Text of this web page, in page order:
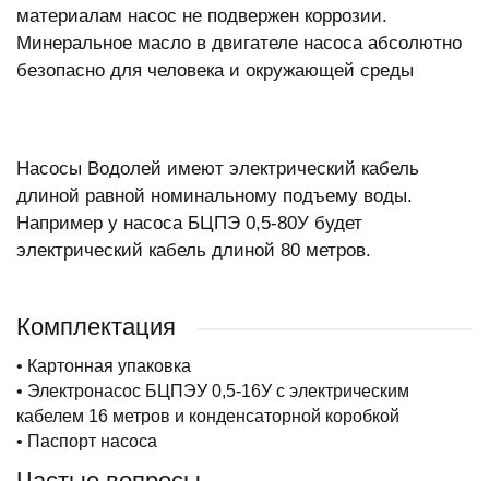
материалам насос не подвержен коррозии.
Минеральное масло в двигателе насоса абсолютно
безопасно для человека и окружающей среды
Насосы Водолей имеют электрический кабель
длиной равной номинальному подъему воды.
Например у насоса БЦПЭ 0,5-80У будет
электрический кабель длиной 80 метров.
Комплектация
• Картонная упаковка
• Электронасос БЦПЭУ 0,5-16У с электрическим
кабелем 16 метров и конденсаторной коробкой
• Паспорт насоса